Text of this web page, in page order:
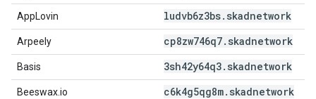
AppLovin ludvb6z3bs. skadnetwork
Arpeely cp8zw746q7. skadnetwork
Basis 3sh42y64q3. skadnetwork
Beeswax.io c6k4g5qg8m. skadnetwork